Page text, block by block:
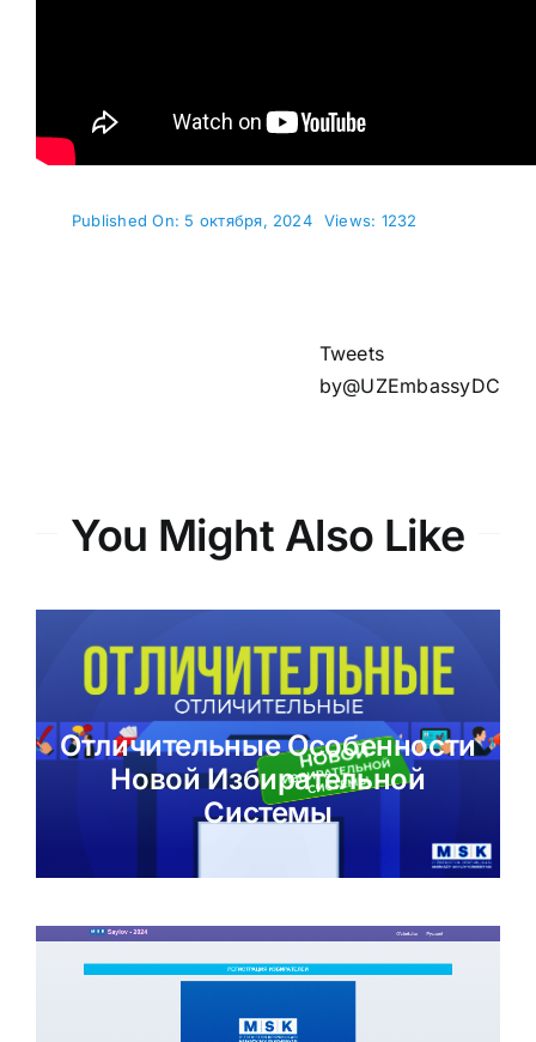
Published On: 5 октября, 2024 Views: 1232
Tweets
by@UZEmbassyDC
You Might Also Like
Отличительные Особенности
Новой Избирательной
Системы